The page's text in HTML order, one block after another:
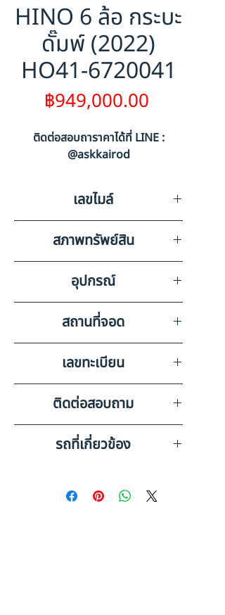
HINO 6 ล้อ กระบะ
ดั๊มพ์ (2022)
HO41-6720041
฿949,000.00
ติดต่อสอบถาราคาได้ที่ LINE :
@askkairod
เลขไมล์
70480
สภาพทรัพย์สิน
มีรอยขีดข่วนตามสภาพการใช้งาน
อุปกรณ์
วิทยุ ลำโพง แบตเตอรี่ แอร์
สถานที่จอด
ASK KAIROD จ.ขอนแก่น
เลขทะเบียน
81-1347 นครพนม
ติดต่อสอบถาม
เบอร์ติดต่อฝ่ายขาย 098-253-
5968 หรือ 061-386-4375
รถที่เกี่ยวข้อง
HO31-6600026